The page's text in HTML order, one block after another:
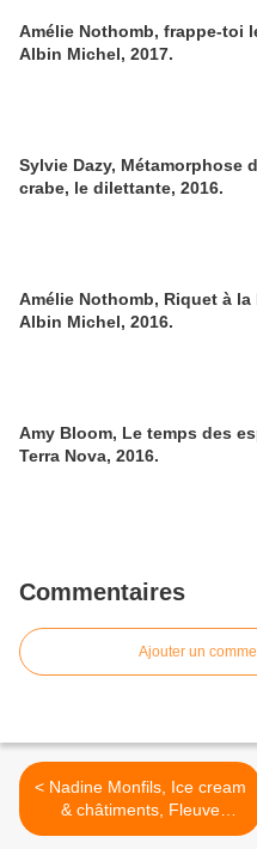
Amélie Nothomb, frappe-toi
Albin Michel, 2017.
Sylvie Dazy, Métamorphose
crabe, le dilettante, 2016.
Amélie Nothomb, Riquet à la
Albin Michel, 2016.
Amy Bloom, Le temps des
Terra Nova, 2016.
Commentaires
Ajouter un
< Nadine Monfils, Ice cream
& châtiments, Fleuve
éditions, 2017.